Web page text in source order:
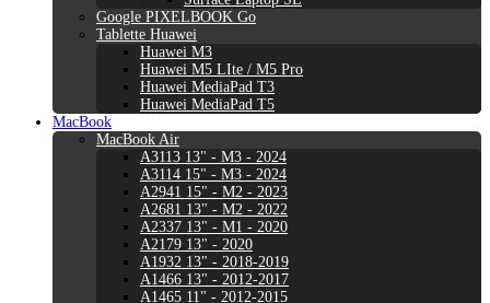
Google PIXELBOOK Go
Tablette Huawei
Huawei M3
Huawei M5 LIte / M5 Pro
Huawei MediaPad T3
Huawei MediaPad T5
MacBook
MacBook Air
A3113 13" - M3 - 2024
A3114 15" - M3 - 2024
A2941 15" - M2 - 2023
A2681 13" - M2 - 2022
A2337 13" - M1 - 2020
A2179 13" - 2020
A1932 13" - 2018-2019
A1466 13" - 2012-2017
A1465 11" - 2012-2015